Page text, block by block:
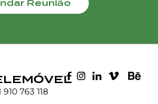
Reunião
910 763 118